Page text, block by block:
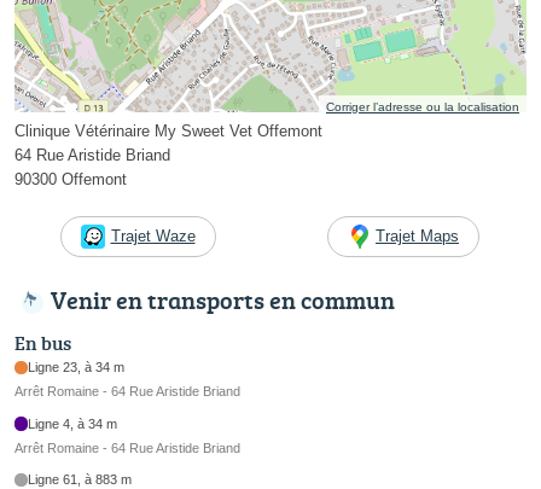
Corriger l’adresse ou la localisation
Clinique Vétérinaire My Sweet Vet Offemont
64 Rue Aristide Briand
90300 Offemont
Trajet Waze Trajet Maps
Venir en transports en commun
En bus
Ligne 23, à 34 m
Arrêt Romaine - 64 Rue Aristide Briand
Ligne 4, à 34 m
Arrêt Romaine - 64 Rue Aristide Briand
Ligne 61, à 883 m